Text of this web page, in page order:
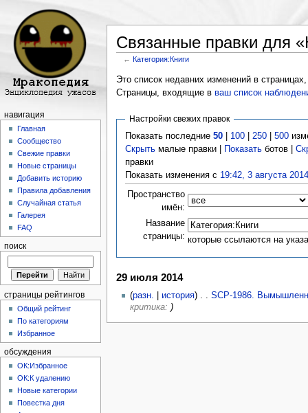
Связанные правки для
←Категория:Книги
Это список недавних изменений в
Страницы, входящие в ваш список
Настройки свежих правок
Показать последние50 100 250 |500
Скрыть малые правки | Показать ботов |
правки
Показать изменения с 19:42, 3 августа
Пространство
имён:
Название
страницы: которые ссылаются на
29 июля 2014
(разн. история) . . SCP-1986.
критика: )
навигация
Главная
Сообщество
Свежие правки
Новые страницы
Добавить историю
Правила добавления
Случайная статья
Галерея
FAQ
поиск
страницы рейтингов
Общий рейтинг
По категориям
Избранное
обсуждения
ОК:Избранное
ОК:К удалению
Новые категории
Повестка дня